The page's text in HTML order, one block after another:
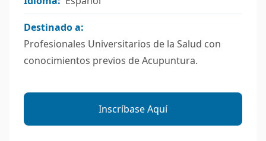
Destinado a:
Profesionales Universitarios de la Salud con
conocimientos previos de Acupuntura.
Inscríbase Aquí